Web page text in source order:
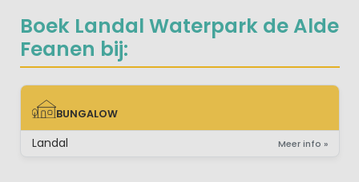
Boek Landal Waterpark de Alde
Feanen bij:
BUNGALOW
BUNGALOW
Landal Meer info »